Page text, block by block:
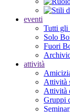
eventi
Tutti gli
Solo
Fuori
attività
Attività
Attività
Gruppi